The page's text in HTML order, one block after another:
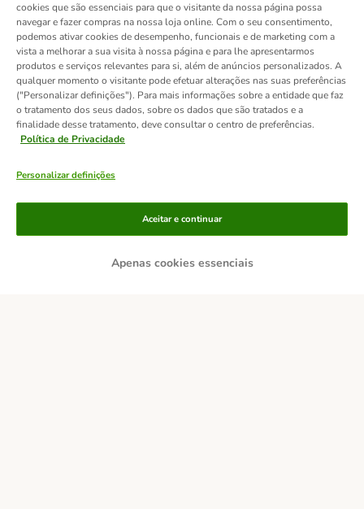
cookies que são essenciais para que o visitante da nossa página possa
navegar e fazer compras na nossa loja online. Com o seu consentimento,
podemos ativar cookies de desempenho, funcionais e de marketing com a
vista a melhorar a sua visita à nossa página e para lhe apresentarmos
produtos e serviços relevantes para si, além de anúncios personalizados. A
qualquer momento o visitante pode efetuar alterações nas suas preferências
("Personalizar definições"). Para mais informações sobre a entidade que faz
o tratamento dos seus dados, sobre os dados que são tratados e a
finalidade desse tratamento, deve consultar o centro de preferências.
Política de Privacidade
Personalizar definições
Apenas cookies essenciais
Aceitar e continuar